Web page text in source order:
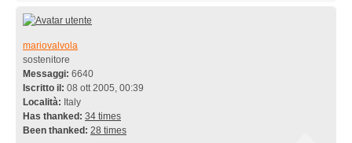
mariovalvola
sostenitore
Messaggi: 6640
Iscritto il: 08 ott 2005, 00:39
Località: Italy
Has thanked: 34 times
Been thanked: 28 times